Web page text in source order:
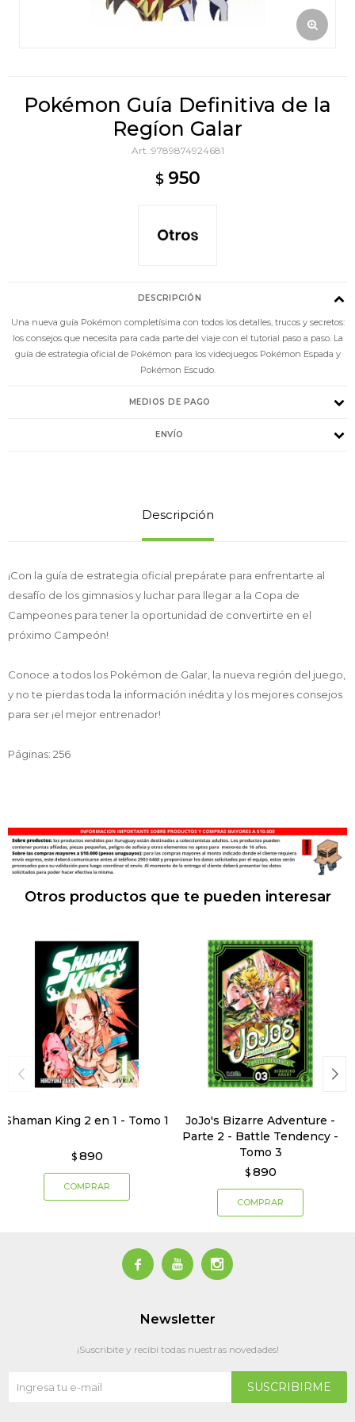
Pokémon Guía Definitiva de la
Regíon Galar
9789874924681
$ 950
DESCRIPCIÓN
Una nueva guía Pokémon completísima con todos los detalles, trucos y secretos:
los consejos que necesita para cada parte del viaje con el tutorial paso a paso. La
guía de estrategia oficial de Pokémon para los videojuegos Pokémon Espada y
Pokémon Escudo.
MEDIOS DE PAGO
ENVÍO
Descripción
¡Con la guía de estrategia oficial prepárate para enfrentarte al
desafío de los gimnasios y luchar para llegar a la Copa de
Campeones para tener la oportunidad de convertirte en el
próximo Campeón!
Conoce a todos los Pokémon de Galar, la nueva región del juego,
y no te pierdas toda la información inédita y los mejores consejos
para ser ¡el mejor entrenador!
Páginas: 256
Otros productos que te pueden interesar
Shaman King 2 en 1 - Tomo 1
$ 890
JoJo's Bizarre Adventure -
Parte 2 - Battle Tendency -
Tomo 3
$ 890
  
Newsletter
¡Suscribite y recibí todas nuestras novedades!
SUSCRIBIRME